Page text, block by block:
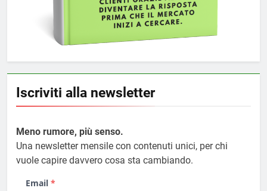
Iscriviti alla newsletter
Meno rumore, più senso.
Una newsletter mensile con contenuti unici, per chi
vuole capire davvero cosa sta cambiando.